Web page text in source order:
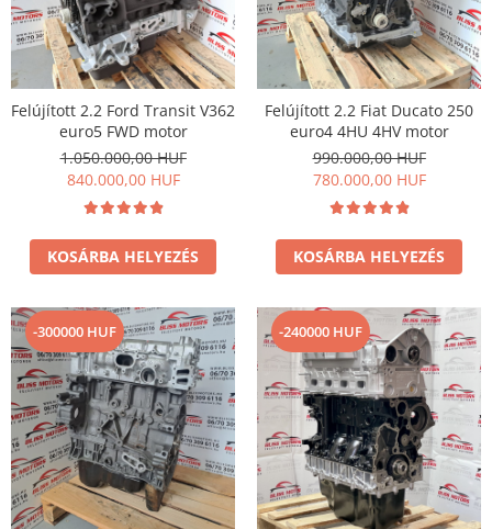
Felújított 2.2 Ford Transit V362
euro5 FWD motor
1.050.000,00 HUF
840.000,00 HUF
KOSÁRBA HELYEZÉS
Felújított 2.2 Fiat Ducato 250
euro4 4HU 4HV motor
990.000,00 HUF
780.000,00 HUF
KOSÁRBA HELYEZÉS
-300000 HUF -240000 HUF